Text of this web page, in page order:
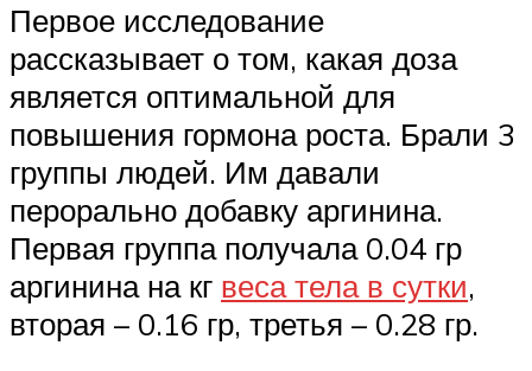
Первое исследование
рассказывает о том, какая доза
является оптимальной для
повышения гормона роста. Брали 3
группы людей. Им давали
перорально добавку аргинина.
Первая группа получала 0.04 гр
аргинина на кг веса тела в сутки,
вторая – 0.16 гр, третья – 0.28 гр.